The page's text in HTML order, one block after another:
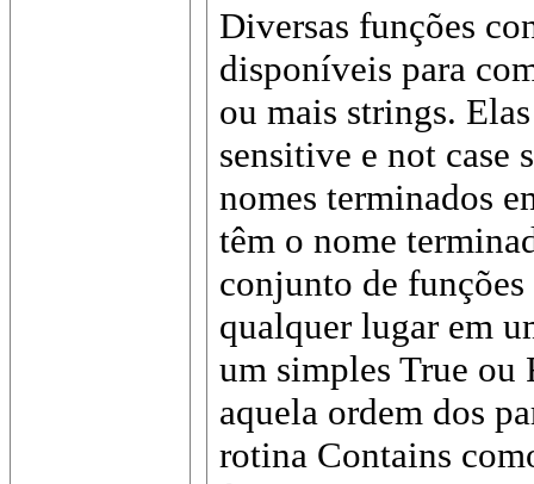
Diversas funções
disponíveis para
ou mais strings.
sensitive e not case
nomes terminados
têm o nome
conjunto de
qualquer lugar em
um simples True ou
aquela ordem dos
rotina Contains